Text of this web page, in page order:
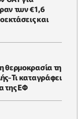
των €1,6
και
θερμοκρασία τη
Τι καταγράφει
της ΕΦ